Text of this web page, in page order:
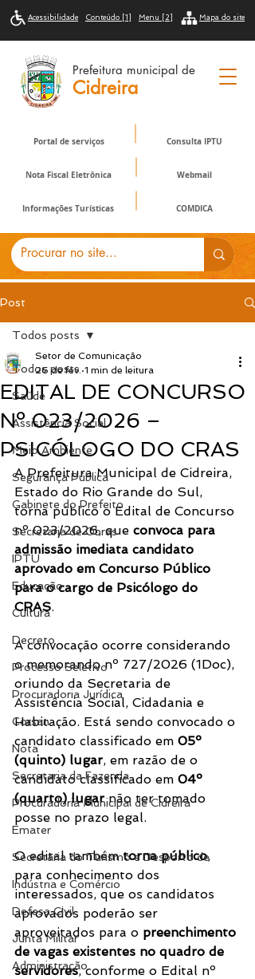
Portal de serviços Consulta IPTU
Nota Fiscal Eletrônica
Informações Turísticas COMDICA
Webmail
Acessibilidade Conteúdo [1] Menu [2] Mapa do site
Prefeitura municipal de
Cidreira
Post
Todos posts
Saúde
Assistência Social
Meio Ambiente
Segurança Pública
Gabinete do Prefeito
Secretaria de Obras
IPTU
Educação
Cultura
Decreto
Processo Seletivo
Procuradoria Jurídica
Corsan
Nota
Secretaria da Fazenda
Procuradoria Municipal de Cidreira
Emater
Secretaria do Turismo e Desporto de
Indústria e Comércio
Defesa Civil
Junta Militar
Administração
Todos posts
EDITAL DE CONCURSO
Nº 023/2026 –
PSICÓLOGO DO CRAS
Setor de Comunicação
26 de fev. 1 min de leitura
A Prefeitura Municipal de Cidreira,
Estado do Rio Grande do Sul,
torna público o Edital de Concurso
nº 023/2026, que convoca para
admissão imediata candidato
aprovado em Concurso Público
para o cargo de Psicólogo do
CRAS.
A convocação ocorre considerando
o memorando nº 727/2026 (1Doc),
oriundo da Secretaria de
Assistência Social, Cidadania e
Habitação. Está sendo convocado o
candidato classificado em 05º
(quinto) lugar, em razão de o
candidato classificado em 04º
(quarto) lugar não ter tomado
posse no prazo legal.
O edital também torna público,
para conhecimento dos
interessados, que os candidatos
aprovados poderão ser
aproveitados para o preenchimento
de vagas existentes no quadro de
servidores, conforme o Edital nº